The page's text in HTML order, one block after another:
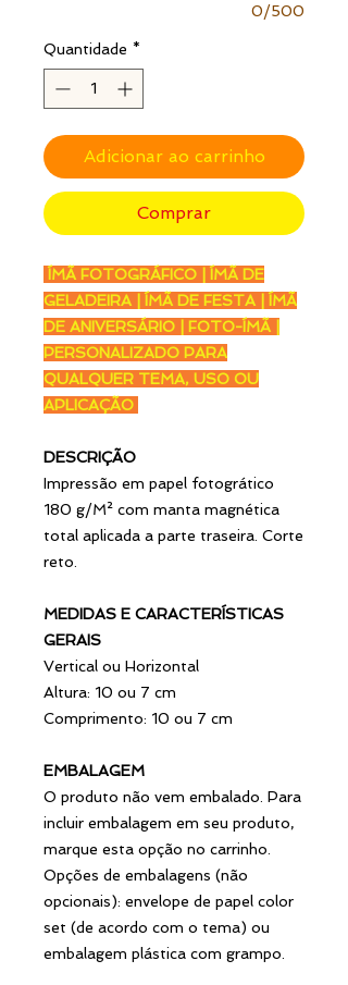
0/500
Quantidade *
Adicionar ao carrinho
Comprar
ÍMÃ FOTOGRÁFICO | ÍMÃ DE
GELADEIRA | ÍMÃ DE FESTA | ÍMÃ
DE ANIVERSÁRIO | FOTO-ÍMÃ |
PERSONALIZADO PARA
QUALQUER TEMA, USO OU
APLICAÇÃO
DESCRIÇÃO
Impressão em papel fotogrático
180 g/M² com manta magnética
total aplicada a parte traseira. Corte
reto.
MEDIDAS E CARACTERÍSTICAS
GERAIS
Vertical ou Horizontal
Altura: 10 ou 7 cm
Comprimento: 10 ou 7 cm
EMBALAGEM
O produto não vem embalado. Para
incluir embalagem em seu produto,
marque esta opção no carrinho.
Opções de embalagens (não
opcionais): envelope de papel color
set (de acordo com o tema) ou
embalagem plástica com grampo.